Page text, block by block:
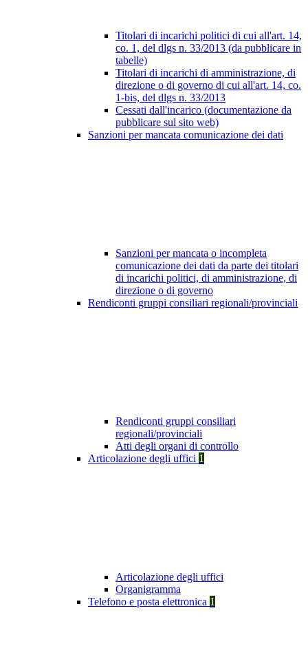
Titolari di incarichi politici di cui all'art. 14,
co. 1, del dlgs n. 33/2013 (da pubblicare in
tabelle)
Titolari di incarichi di amministrazione, di
direzione o di governo di cui all'art. 14, co.
1-bis, del dlgs n. 33/2013
Cessati dall'incarico (documentazione da
pubblicare sul sito web)
Sanzioni per mancata comunicazione dei dati
Sanzioni per mancata o incompleta
comunicazione dei dati da parte dei titolari
di incarichi politici, di amministrazione, di
direzione o di governo
Rendiconti gruppi consiliari regionali/provinciali
Rendiconti gruppi consiliari
regionali/provinciali
Atti degli organi di controllo
Articolazione degli uffici 1
Articolazione degli uffici
Organigramma
Telefono e posta elettronica 1